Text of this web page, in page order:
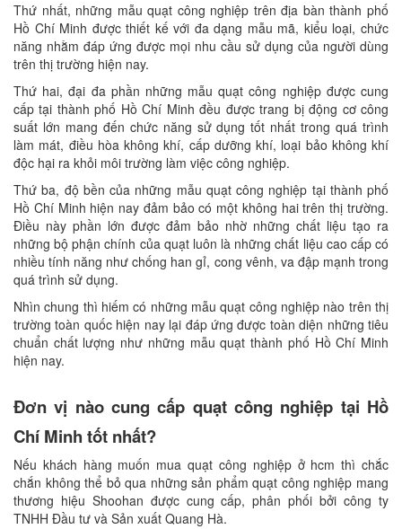
Thứ nhất, những mẫu quạt công nghiệp trên địa bàn thành phố
Hồ Chí Minh được thiết kế với đa dạng mẫu mã, kiểu loại, chức
năng nhằm đáp ứng được mọi nhu cầu sử dụng của người dùng
trên thị trường hiện nay.
Thứ hai, đại đa phần những mẫu quạt công nghiệp được cung
cấp tại thành phố Hồ Chí Minh đều được trang bị động cơ công
suất lớn mang đến chức năng sử dụng tốt nhất trong quá trình
làm mát, điều hòa không khí, cấp dưỡng khí, loại bảo không khí
độc hại ra khỏi môi trường làm việc công nghiệp.
Thứ ba, độ bền của những mẫu quạt công nghiệp tại thành phố
Hồ Chí Minh hiện nay đảm bảo có một không hai trên thị trường.
Điều này phần lớn được đảm bảo nhờ những chất liệu tạo ra
những bộ phận chính của quạt luôn là những chất liệu cao cấp có
nhiều tính năng như chống han gỉ, cong vênh, va đập mạnh trong
quá trình sử dụng.
Nhìn chung thì hiếm có những mẫu quạt công nghiệp nào trên thị
trường toàn quốc hiện nay lại đáp ứng được toàn diện những tiêu
chuẩn chất lượng như những mẫu quạt thành phố Hồ Chí Minh
hiện nay.
Đơn vị nào cung cấp quạt công nghiệp tại Hồ
Chí Minh tốt nhất?
Nếu khách hàng muốn mua quạt công nghiệp ở hcm thì chắc
chắn không thể bỏ qua những sản phẩm quạt công nghiệp mang
thương hiệu Shoohan được cung cấp, phân phối bởi công ty
TNHH Đầu tư và Sản xuất Quang Hà.